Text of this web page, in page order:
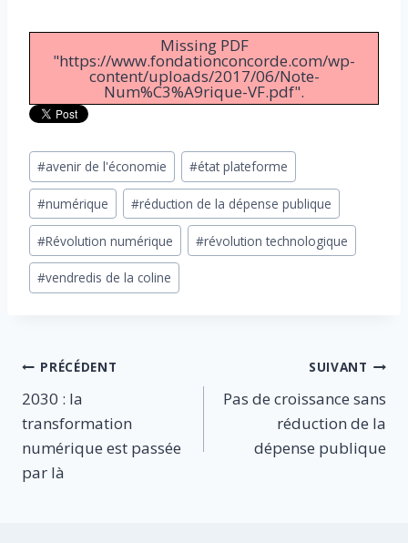
Missing PDF
"https://www.fondationconcorde.com/wp-
content/uploads/2017/06/Note-
Num%C3%A9rique-VF.pdf".
Étiquettes
de
la
publication :
#avenir de l'économie #état plateforme
#numérique #réduction de la dépense publique
#Révolution numérique #révolution technologique
#vendredis de la coline
Navigation
de
l’article
PRÉCÉDENT
2030 : la
transformation
numérique est passée
par là
SUIVANT
Pas de croissance sans
réduction de la
dépense publique